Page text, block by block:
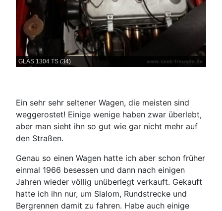
GLAS 1304 TS (34)
Ein sehr sehr seltener Wagen, die meisten sind
weggerostet! Einige wenige haben zwar überlebt,
aber man sieht ihn so gut wie gar nicht mehr auf
den Straßen.
Genau so einen Wagen hatte ich aber schon früher
einmal 1966 besessen und dann nach einigen
Jahren wieder völlig unüberlegt verkauft. Gekauft
hatte ich ihn nur, um Slalom, Rundstrecke und
Bergrennen damit zu fahren. Habe auch einige